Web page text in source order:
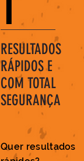
RESULTADOS
RÁPIDOS E
COM TOTAL
SEGURANÇA
Quer resultados